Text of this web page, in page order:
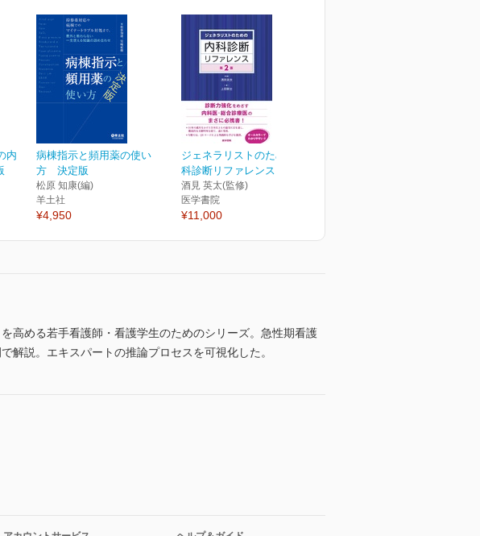
内
病棟指示と頻用薬の使い
方 決定版
松原 知康(編)
羊土社
¥4,950
ジェネラリストのための内
科診断リファレンス 第2版
酒見 英太(監修)
医学書院
¥11,000
高める若手看護師・看護学生のためのシリーズ。急性期看護
解説。エキスパートの推論プロセスを可視化した。